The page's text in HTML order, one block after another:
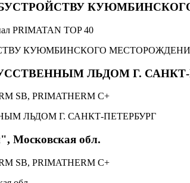
PRIMATAN TOP 40
ЛЬДОМ Г. САНКТ-
SB, PRIMATHERM С+
Московская обл.
SB, PRIMATHERM С+